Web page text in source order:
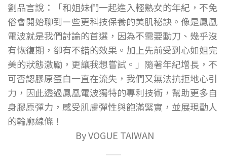
劉品言說：「和姐妹們一起進入輕熟女的年紀，不免
俗會開始聊到ㄧ些更科技保養的美肌秘訣。像是鳳凰
電波就是我們討論的首選，因為不需要動刀、幾乎沒
有恢復期，卻有不錯的效果。加上先前受到心如姐完
美的狀態激勵，更讓我想嘗試。」隨著年紀增長，不
可否認膠原蛋白一直在流失，我們又無法抗拒地心引
力，因此透過鳳凰電波獨特的專利技術，幫助更多自
身膠原彈力，感受肌膚彈性與飽滿緊實，並展現動人
的輪廓線條！
By VOGUE TAIWAN